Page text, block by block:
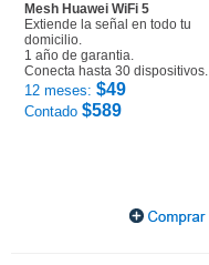
Mesh Huawei WiFi 5
Extiende la señal en todo tu
domicilio.
1 año de garantia.
Conecta hasta 30 dispositivos.
12 meses: $49
Contado $589